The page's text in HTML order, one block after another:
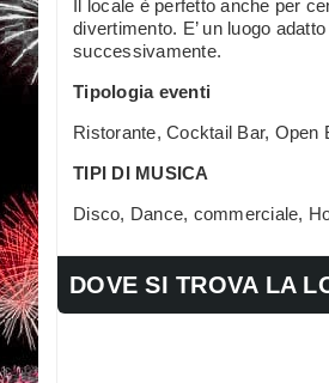
Il locale è perfetto anche per
divertimento. E’ un luogo
successivamente.
Tipologia eventi
Ristorante, Cocktail Bar, Open
TIPI DI MUSICA
Disco, Dance, commerciale,
DOVE SI TROVA LA